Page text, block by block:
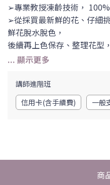
➢專業教授凍齡技術，
➢從採買最新鮮的花、仔細
鮮花脫水脫色，
後續再上色保存、整理花型
的鮮花。
般的水嫩色澤，成為一朵高
➢品質來自於觀念，一套完
​➢培訓專業講師， 第二專長
講師進階班​
信用卡(含手續費)
一般
商